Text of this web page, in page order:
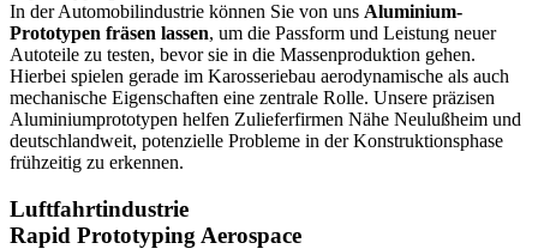
In der Automobilindustrie können Sie von uns Aluminium-
Prototypen fräsen lassen, um die Passform und Leistung neuer
Autoteile zu testen, bevor sie in die Massenproduktion gehen.
Hierbei spielen gerade im Karosseriebau aerodynamische als auch
mechanische Eigenschaften eine zentrale Rolle. Unsere präzisen
Aluminiumprototypen helfen Zulieferfirmen Nähe Neulußheim und
deutschlandweit, potenzielle Probleme in der Konstruktionsphase
frühzeitig zu erkennen.
Luftfahrtindustrie
Rapid Prototyping Aerospace